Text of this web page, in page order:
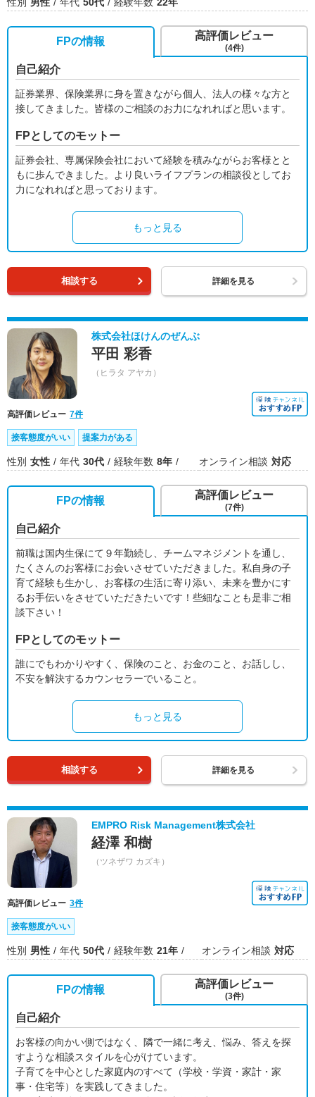
FPの情報
自己紹介
証券業界、保険業界に身を置きながら個人、法人の様々な方と
接してきました。皆様のご相談のお力になれればと思います。
FPとしてのモットー
証券会社、専属保険会社において経験を積みながらお客様とと
もに歩んできました。より良いライフプランの相談役としてお
力になれればと思っております。
もっと見る
高評価レビュー
(4件)
相談する 詳細を見る
株式会社ほけんのぜんぶ
平田 彩香
（ヒラタ アヤカ）
高評価レビュー 7件
接客態度がいい 提案力がある
性別 女性 年代 30代 経験年数 8年 オンライン相談 対応
FPの情報
自己紹介
前職は国内生保にて９年勤続し、チームマネジメントを通し、
たくさんのお客様にお会いさせていただきました。私自身の子
育て経験も生かし、お客様の生活に寄り添い、未来を豊かにす
るお手伝いをさせていただきたいです！些細なことも是非ご相
談下さい！
FPとしてのモットー
誰にでもわかりやすく、保険のこと、お金のこと、お話しし、
不安を解決するカウンセラーでいること。
もっと見る
高評価レビュー
(7件)
相談する 詳細を見る
EMPRO Risk Management株式会社
経澤 和樹
（ツネザワ カズキ）
高評価レビュー 3件
接客態度がいい
性別 男性 年代 50代 経験年数 21年 オンライン相談 対応
FPの情報
自己紹介
お客様の向かい側ではなく、隣で一緒に考え、悩み、答えを探
すような相談スタイルを心がけています。
子育てを中心とした家庭内のすべて（学校・学資・家計・家
事・住宅等）を実践してきました。
高評価レビュー
(3件)